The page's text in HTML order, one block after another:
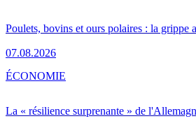
Poulets, bovins et ours polaires : la grippe
07.08.2026
La « résilience surprenante » de
ÉCONOMIE